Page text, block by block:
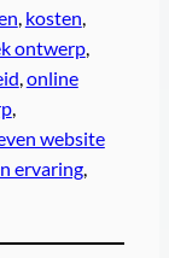
kosten
ontwerp
online
website
ervaring